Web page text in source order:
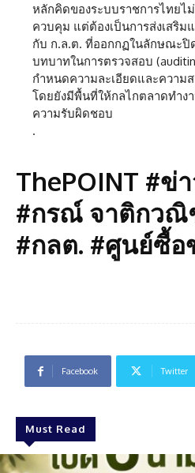
หลักคิดของระบบราชการไทยไ
ควบคุม แต่ต้องเป็นการส่งเสริ
กับ ก.ล.ต. ที่ออกกฏในลักษณะปิ
บทบาทในการตรวจสอบ
กำหนดความละเอียดและความ
โดยยังมีพื้นที่ให้กลไกตลาดทำง
ความรับผิดชอบ
.
ThePOINT #ข่
#กรณ์ จาติกวณิ
#กลต. #ศูนย์ซื้อ
Facebook Twitter
Must Read